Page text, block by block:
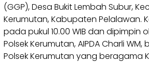
(GGP), Desa Bukit Lembah Subur,
Kerumutan, Kabupaten Pelalawan.
pada pukul 10.00 WIB dan dipimpin
Polsek Kerumutan, AIPDA Charli
Polsek Kerumutan yang beragama